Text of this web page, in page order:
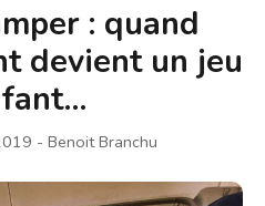
: quand
devient un jeu
- Benoit Branchu